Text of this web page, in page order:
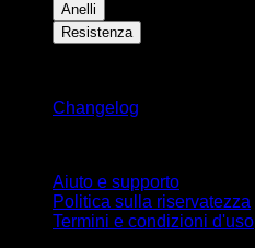
Anelli
Resistenza
Changelog
Aiuto e supporto
Politica sulla riservatezza
Termini e condizioni d'uso